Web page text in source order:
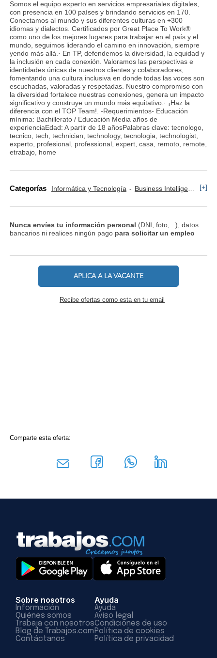
Somos el equipo experto en servicios empresariales digitales,
con presencia en 100 países y brindando servicios en 170.
Conectamos al mundo y sus diferentes culturas en +300
idiomas y dialectos. Certificados por Great Place To Work®
como uno de los mejores lugares para trabajar en el país y el
mundo, seguimos liderando el camino en innovación, siempre
yendo más allá.· En TP, defendemos la diversidad, la equidad y
la inclusión en cada conexión. Valoramos las perspectivas e
identidades únicas de nuestros clientes y colaboradores,
fomentando una cultura inclusiva en donde todas las voces son
escuchadas, valoradas y respetadas. Nuestro compromiso con
la diversidad fortalece nuestras conexiones, genera un impacto
significativo y construye un mundo más equitativo.· ¡Haz la
diferencia con el TOP Team!. -Requerimientos- Educación
mínima: Bachillerato / Educación Media años de
experienciaEdad: A partir de 18 añosPalabras clave: tecnologo,
tecnico, tech, technician, technology, tecnologia, technologist,
experto, profesional, professional, expert, casa, remoto, remote,
etrabajo, home
Categorías Informática y Tecnología Business Intelligence, CRM, ERP [+]
Nunca envíes tu información personal (DNI, foto,...), datos
bancarios ni realices ningún pago para solicitar un empleo
APLICA A LA VACANTE
Recibe ofertas como esta en tu email
Comparte esta oferta:
Sobre nosotros
Información
Quiénes somos
Trabaja con nosotros
Blog de Trabajos.com
Contáctanos
Ayuda
Ayuda
Aviso legal
Condiciones de uso
Política de cookies
Política de privacidad